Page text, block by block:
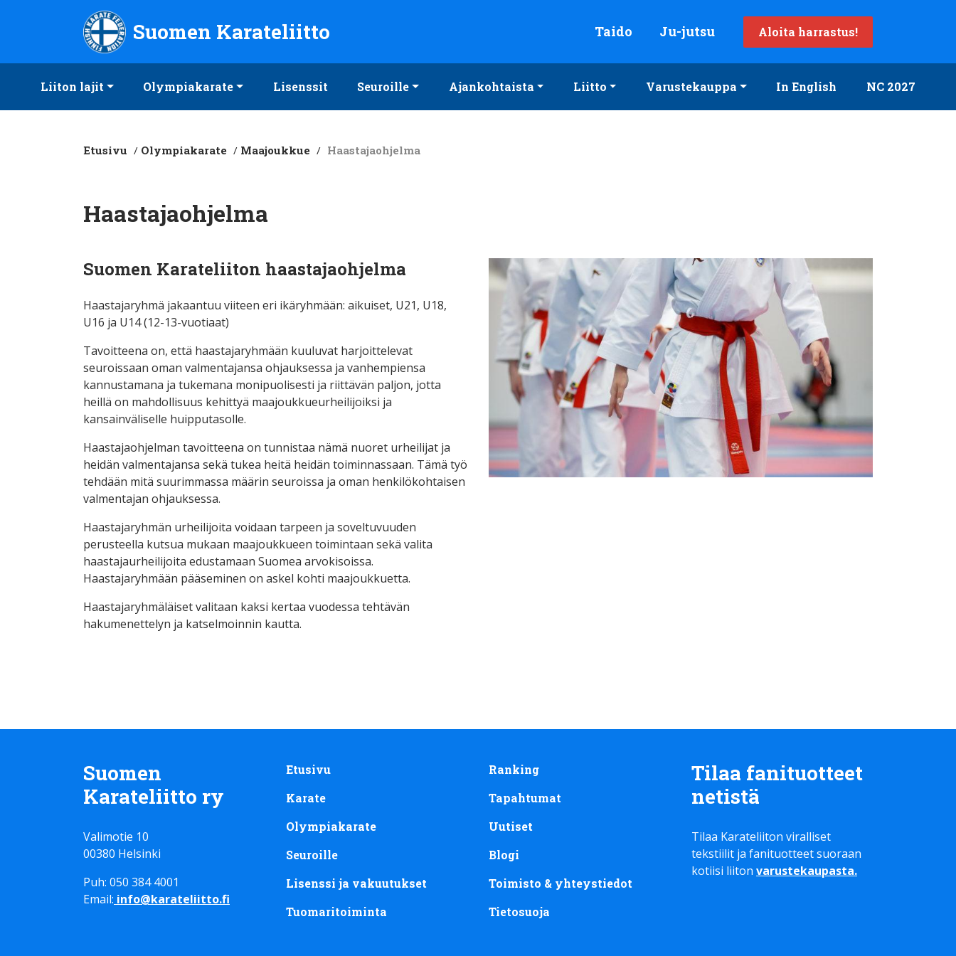
Suomen Karateliitto ry
Suomen Karateliitto Taido Ju-jutsu Aloita harrastus!
Liiton lajit Olympiakarate Lisenssit Seuroille Ajankohtaista Liitto Varustekauppa In English NC 2027
Etusivu / Olympiakarate / Maajoukkue / Haastajaohjelma
Haastajaohjelma
Suomen Karateliiton haastajaohjelma
Haastajaryhmä jakaantuu viiteen eri ikäryhmään: aikuiset, U21, U18,
U16 ja U14 (12-13-vuotiaat)
Tavoitteena on, että haastajaryhmään kuuluvat harjoittelevat
seuroissaan oman valmentajansa ohjauksessa ja vanhempiensa
kannustamana ja tukemana monipuolisesti ja riittävän paljon, jotta
heillä on mahdollisuus kehittyä maajoukkueurheilijoiksi ja
kansainväliselle huipputasolle.
Haastajaohjelman tavoitteena on tunnistaa nämä nuoret urheilijat ja
heidän valmentajansa sekä tukea heitä heidän toiminnassaan. Tämä työ
tehdään mitä suurimmassa määrin seuroissa ja oman henkilökohtaisen
valmentajan ohjauksessa.
Haastajaryhmän urheilijoita voidaan tarpeen ja soveltuvuuden
perusteella kutsua mukaan maajoukkueen toimintaan sekä valita
haastajaurheilijoita edustamaan Suomea arvokisoissa.
Haastajaryhmään pääseminen on askel kohti maajoukkuetta.
Haastajaryhmäläiset valitaan kaksi kertaa vuodessa tehtävän
hakumenettelyn ja katselmoinnin kautta.
Suomen
Karateliitto ry
Valimotie 10
00380 Helsinki
Puh: 050 384 4001
Email: info@karateliitto.fi
Etusivu
Karate
Olympiakarate
Seuroille
Lisenssi ja vakuutukset
Tuomaritoiminta
Ranking
Tapahtumat
Uutiset
Blogi
Toimisto & yhteystiedot
Tietosuoja
Tilaa fanituotteet
netistä
Tilaa Karateliiton viralliset
tekstiilit ja fanituotteet suoraan
kotiisi liiton varustekaupasta.